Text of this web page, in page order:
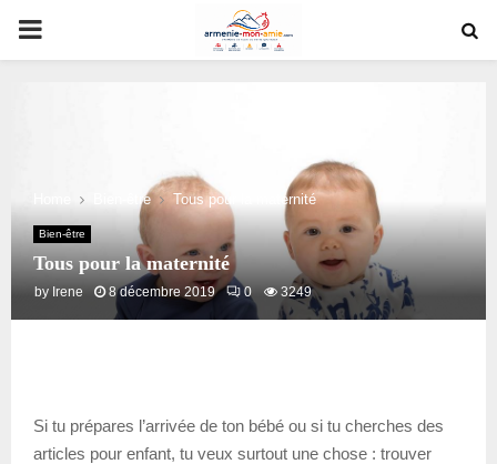
PRIMARY
Bien-être Tous pour la maternité
Bien-être
Tous pour la maternité
by Irene 8 décembre 2019 0 3249
Si tu prépares l’arrivée de ton bébé ou si tu cherches des
articles pour enfant, tu veux surtout une chose : trouver